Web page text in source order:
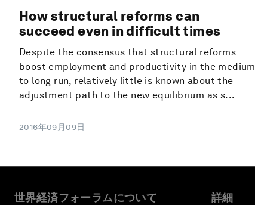
How structural reforms can
succeed even in difficult times
Despite the consensus that structural reforms
boost employment and productivity in the medium
to long run, relatively little is known about the
adjustment path to the new equilibrium as s...
2016年09月09日
世界経済フォーラムについて 詳細